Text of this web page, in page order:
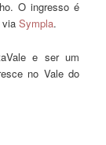
O ingresso é
viaSympla.
e ser um
no Vale do